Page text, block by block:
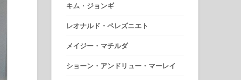
キム・ジョンギ
レオナルド・ペレズニエト
メイジー・マチルダ
ショーン・アンドリュー・マーレイ